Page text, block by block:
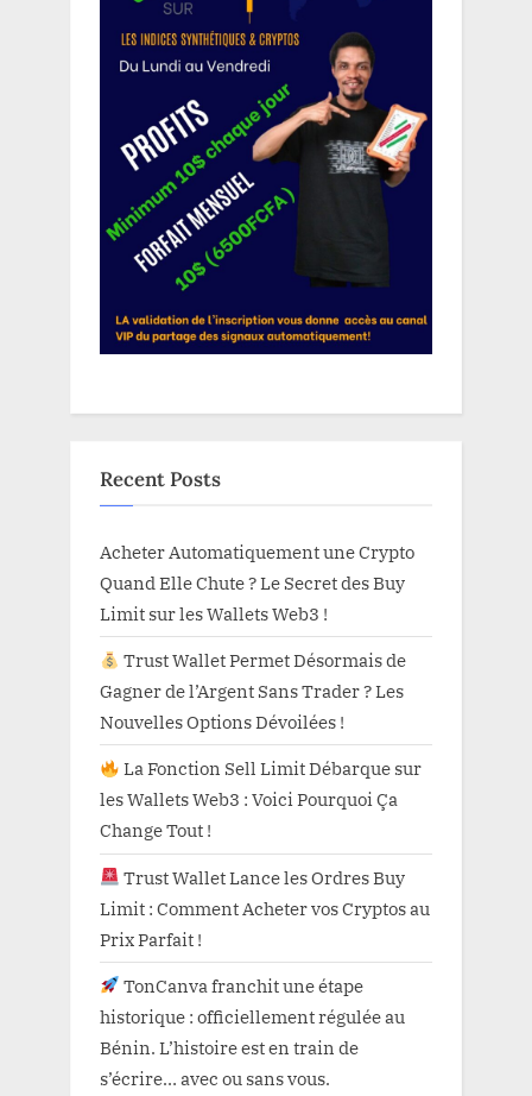
Recent Posts
Acheter Automatiquement une Crypto
Quand Elle Chute ? Le Secret des Buy
Limit sur les Wallets Web3 !
Trust Wallet Permet Désormais de
Gagner de l’Argent Sans Trader ? Les
Nouvelles Options Dévoilées !
La Fonction Sell Limit Débarque sur
les Wallets Web3 : Voici Pourquoi Ça
Change Tout !
Trust Wallet Lance les Ordres Buy
Limit : Comment Acheter vos Cryptos au
Prix Parfait !
TonCanva franchit une étape
historique : officiellement régulée au
Bénin. L’histoire est en train de
s’écrire… avec ou sans vous.